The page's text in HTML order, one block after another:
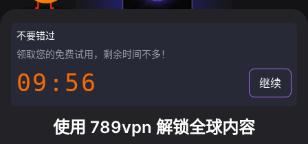
不要错过
领取您的免费试用，剩余时间不多！
09:55 继续
使用 789vpn 解锁全球内容